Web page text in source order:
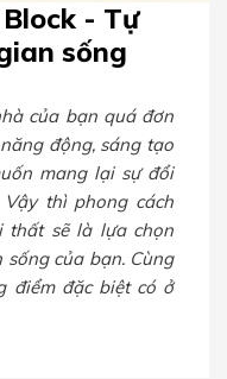
- Tự
sống
của bạn quá đơn
động, sáng tạo
mang lại sự đổi
thì phong cách
thất sẽ là lựa chọn
của bạn. Cùng
điểm đặc biệt có ở